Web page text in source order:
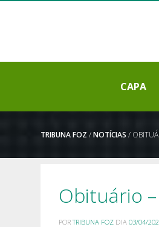
CAPA
TRIBUNA FOZ /NOTÍCIAS /
Obituário
PORTRIBUNA FOZ DIA03/04/